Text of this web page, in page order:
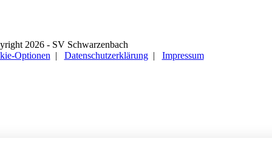
2026 - SV Schwarzenbach
Optionen | Datenschutzerklärung| Impressum